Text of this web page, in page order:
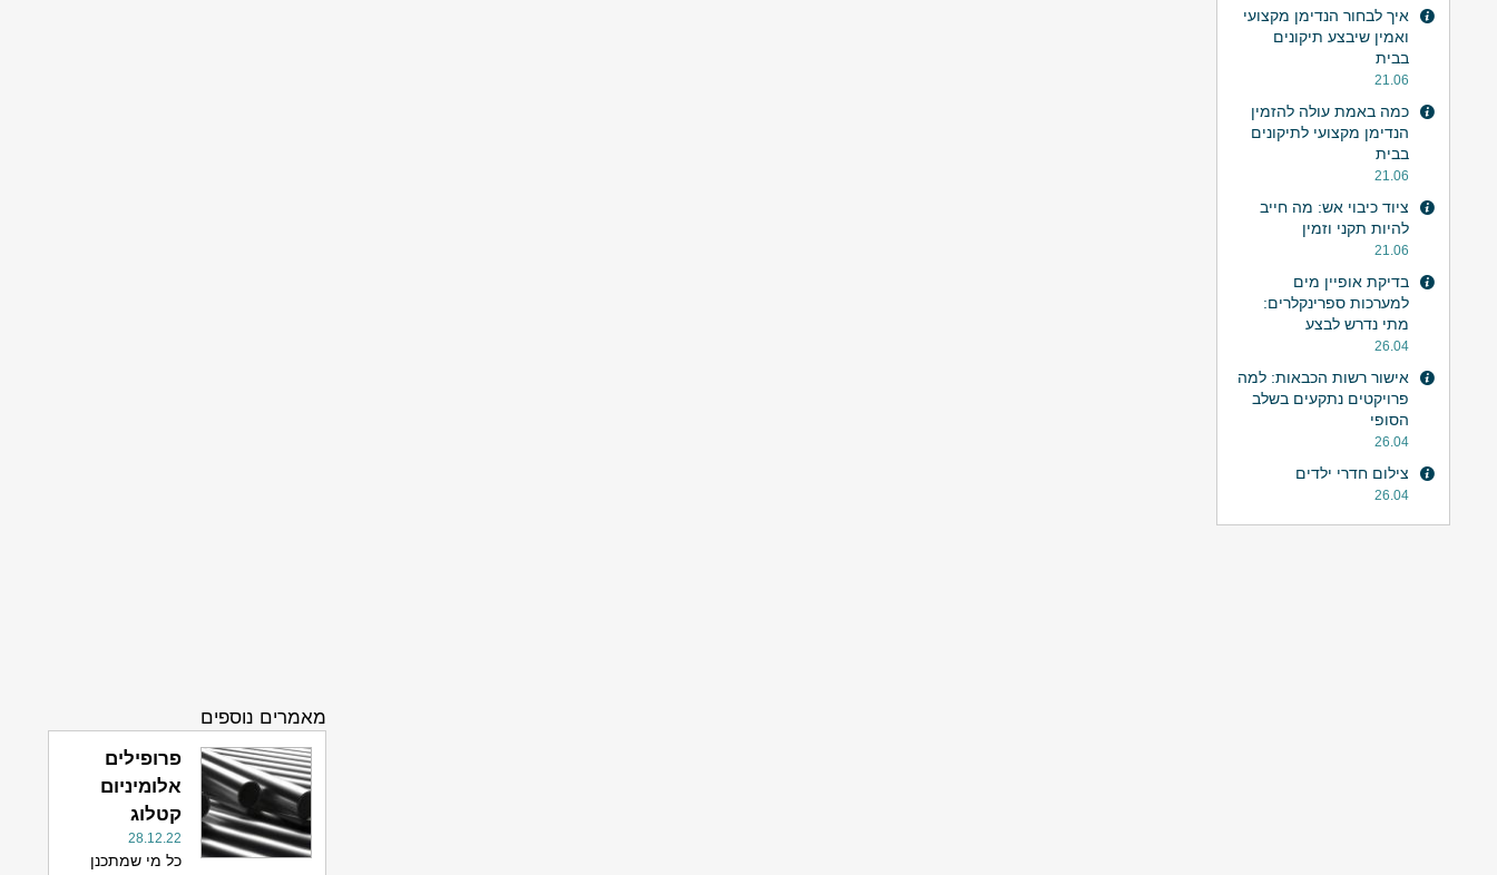
מאמרים נוספים
פרופילים
אלומיניום
קטלוג
28.12.22
כל מי שמתכנן
איך לבחור הנדימן מקצועי
ואמין שיבצע תיקונים
בבית
21.06
כמה באמת עולה להזמין
הנדימן מקצועי לתיקונים
בבית
21.06
ציוד כיבוי אש: מה חייב
להיות תקני וזמין
21.06
בדיקת אופיין מים
למערכות ספרינקלרים:
מתי נדרש לבצע
26.04
אישור רשות הכבאות: למה
פרויקטים נתקעים בשלב
הסופי
26.04
צילום חדרי ילדים
26.04